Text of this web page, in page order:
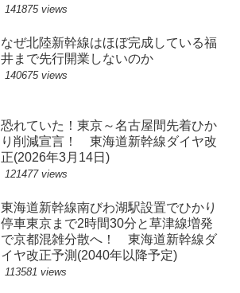
141875 views
なぜ北陸新幹線はほぼ完成している福
井まで先行開業しないのか
140675 views
恐れていた！東京～名古屋間先着ひか
り削減宣言！ 東海道新幹線ダイヤ改
正(2026年3月14日)
121477 views
東海道新幹線南びわ湖駅設置でひかり
停車東京まで2時間30分と草津線増発
で京都混雑分散へ！ 東海道新幹線ダ
イヤ改正予測(2040年以降予定)
113581 views